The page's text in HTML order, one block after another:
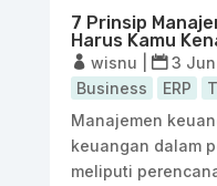
7 Prinsip
Harus Kamu
wisnu 3
Business
ERP
Manajemen
keuangan dalam
meliputi